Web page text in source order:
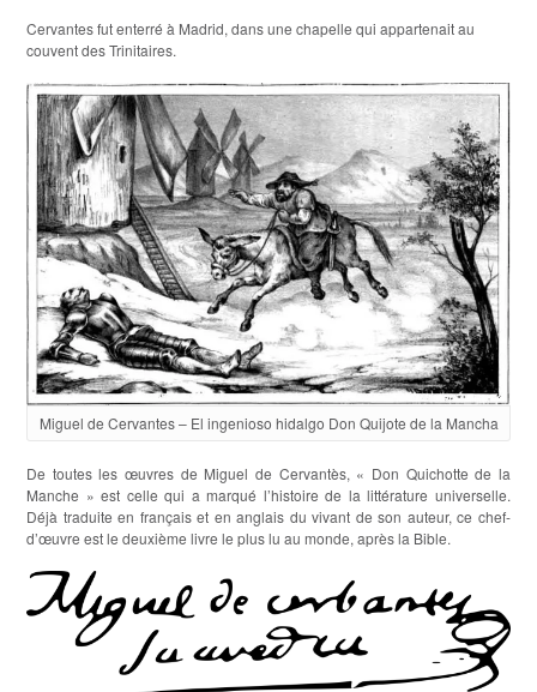
Cervantes fut enterré à Madrid, dans une chapelle qui appartenait au
couvent des Trinitaires.
Miguel de Cervantes – El ingenioso hidalgo Don Quijote de la Mancha
De toutes les œuvres de Miguel de Cervantès, « Don Quichotte de la
Manche » est celle qui a marqué l’histoire de la littérature universelle.
Déjà traduite en français et en anglais du vivant de son auteur, ce chef-
d’œuvre est le deuxième livre le plus lu au monde, après la Bible.